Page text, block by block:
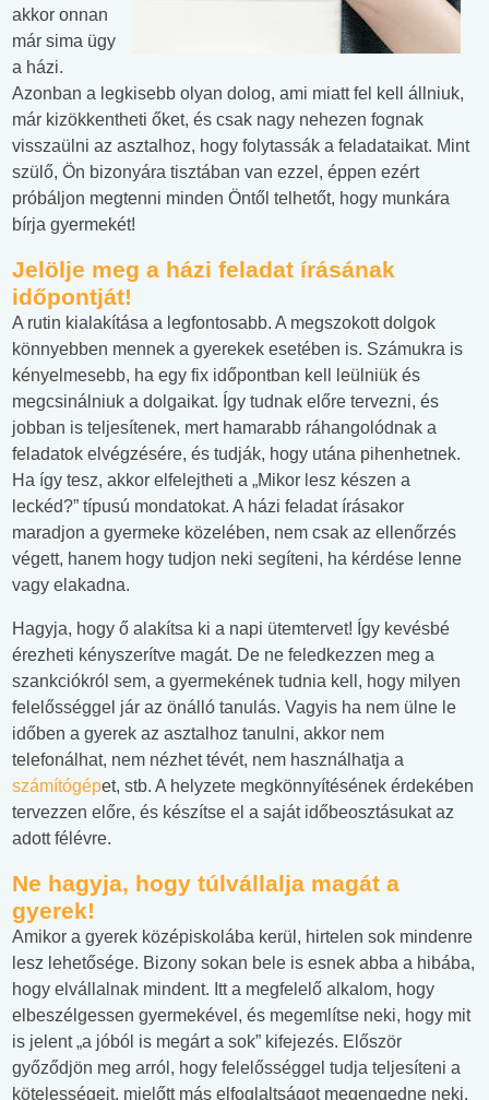
akkor onnan
már sima ügy
a házi.
Azonban a legkisebb olyan dolog, ami miatt fel kell állniuk,
már kizökkentheti őket, és csak nagy nehezen fognak
visszaülni az asztalhoz, hogy folytassák a feladataikat. Mint
szülő, Ön bizonyára tisztában van ezzel, éppen ezért
próbáljon megtenni minden Öntől telhetőt, hogy munkára
bírja gyermekét!
Jelölje meg a házi feladat írásának
időpontját!
A rutin kialakítása a legfontosabb. A megszokott dolgok
könnyebben mennek a gyerekek esetében is. Számukra is
kényelmesebb, ha egy fix időpontban kell leülniük és
megcsinálniuk a dolgaikat. Így tudnak előre tervezni, és
jobban is teljesítenek, mert hamarabb ráhangolódnak a
feladatok elvégzésére, és tudják, hogy utána pihenhetnek.
Ha így tesz, akkor elfelejtheti a „Mikor lesz készen a
leckéd?” típusú mondatokat. A házi feladat írásakor
maradjon a gyermeke közelében, nem csak az ellenőrzés
végett, hanem hogy tudjon neki segíteni, ha kérdése lenne
vagy elakadna.
Hagyja, hogy ő alakítsa ki a napi ütemtervet! Így kevésbé
érezheti kényszerítve magát. De ne feledkezzen meg a
szankciókról sem, a gyermekének tudnia kell, hogy milyen
felelősséggel jár az önálló tanulás. Vagyis ha nem ülne le
időben a gyerek az asztalhoz tanulni, akkor nem
telefonálhat, nem nézhet tévét, nem használhatja a
számítógépet, stb. A helyzete megkönnyítésének érdekében
tervezzen előre, és készítse el a saját időbeosztásukat az
adott félévre.
Ne hagyja, hogy túlvállalja magát a
gyerek!
Amikor a gyerek középiskolába kerül, hirtelen sok mindenre
lesz lehetősége. Bizony sokan bele is esnek abba a hibába,
hogy elvállalnak mindent. Itt a megfelelő alkalom, hogy
elbeszélgessen gyermekével, és megemlítse neki, hogy mit
is jelent „a jóból is megárt a sok” kifejezés. Először
győződjön meg arról, hogy felelősséggel tudja teljesíteni a
kötelességeit, mielőtt más elfoglaltságot megengedne neki.